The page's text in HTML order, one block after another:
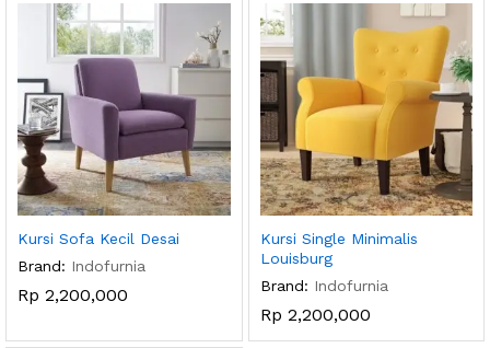
Kursi Sofa Kecil Desai
Brand: Indofurnia
Rp 2,200,000
Kursi Single Minimalis
Louisburg
Brand: Indofurnia
Rp 2,200,000